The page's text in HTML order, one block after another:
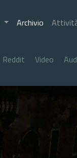
Archivio
Reddit Video